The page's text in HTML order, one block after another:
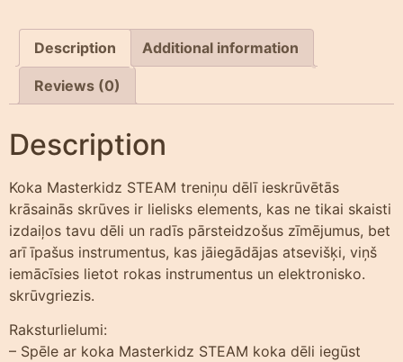
Description Additional information
Reviews (0)
Description
Koka Masterkidz STEAM treniņu dēlī ieskrūvētās
krāsainās skrūves ir lielisks elements, kas ne tikai skaisti
izdaiļos tavu dēli un radīs pārsteidzošus zīmējumus, bet
arī īpašus instrumentus, kas jāiegādājas atsevišķi, viņš
iemācīsies lietot rokas instrumentus un elektronisko.
skrūvgriezis.
Raksturlielumi:
– Spēle ar koka Masterkidz STEAM koka dēli iegūst